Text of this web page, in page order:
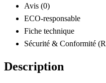
Avis (0)
ECO-responsable
Fiche technique
Sécurité & Conformité
Description